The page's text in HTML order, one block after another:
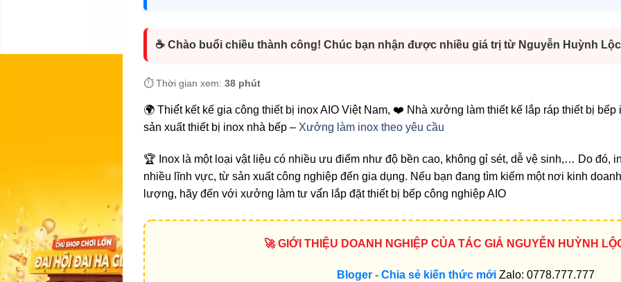
☕ Chào buổi chiều thành công! Chúc bạn nhận được nhiều giá trị từ Nguyễn Huỳnh
⏱️ Thời gian xem: 38 phút
🌍 Thiế́t kết kế gia công thiết bị inox AIO Việt Nam, ❤️ Nhà xưởng làm thiết kế lắp ráp thiết bị bếp
sản xuất thiết bị inox nhà bếp – Xưởng làm inox theo yêu cầu
🏆 Inox là một loại vật liệu có nhiều ưu điểm như độ bền cao, không gỉ sét, dễ vệ sinh,… Do đó,
nhiều lĩnh vực, từ sản xuất công nghiệp đến gia dụng. Nếu bạn đang tìm kiếm một nơi kinh
lượng, hãy đến với xưởng làm tư vấ́n lắp đặt thiết bị bếp công nghiệp AIO
🚀 GIỚI THIỆU DOANH NGHIỆP CỦA TÁC GIẢ NGUYỄN HUỲNH
Bloger - Chia sẻ kiến thức mới Zalo: 0778.777.777